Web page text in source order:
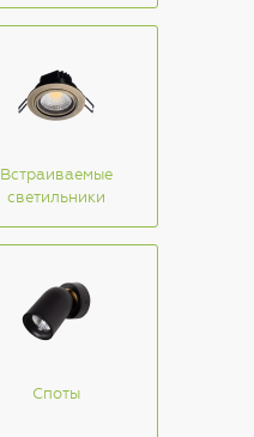
Встраиваемые
светильники
Споты